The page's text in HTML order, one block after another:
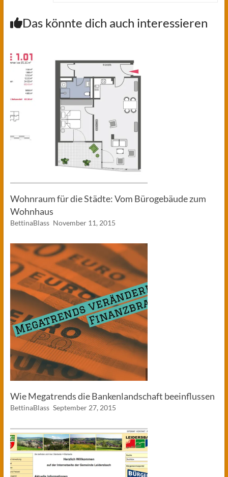
Das könnte dich auch interessieren
Wohnraum für die Städte: Vom Bürogebäude zum
Wohnhaus
BettinaBlass November 11, 2015
Wie Megatrends die Bankenlandschaft beeinflussen
BettinaBlass September 27, 2015